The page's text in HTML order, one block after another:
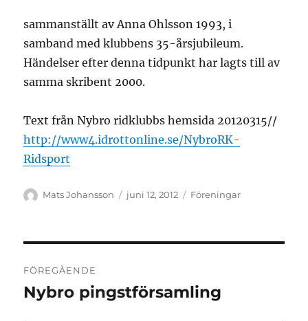
sammanställt av Anna Ohlsson 1993, i
samband med klubbens 35-årsjubileum.
Händelser efter denna tidpunkt har lagts till av
samma skribent 2000.
Text från Nybro ridklubbs hemsida 20120315//
http://www4.idrottonline.se/NybroRK-
Ridsport
Författare
Mats Johansson
Publicerat
juni 12, 2012 Kategorier
Föreningar
FÖREGÅENDE
Föregående
Nybro pingstförsamling